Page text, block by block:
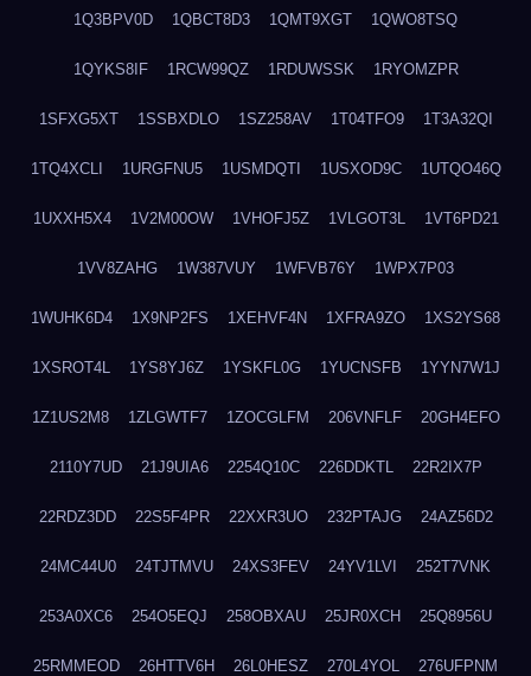
1Q3BPV0D 1QBCT8D3 1QMT9XGT 1QWO8TSQ
1QYKS8IF 1RCW99QZ 1RDUWSSK 1RYOMZPR
1SFXG5XT 1SSBXDLO 1SZ258AV 1T04TFO9 1T3A32QI
1TQ4XCLI 1URGFNU5 1USMDQTI 1USXOD9C 1UTQO46Q
1UXXH5X4 1V2M00OW 1VHOFJ5Z 1VLGOT3L 1VT6PD21
1VV8ZAHG 1W387VUY 1WFVB76Y 1WPX7P03
1WUHK6D4 1X9NP2FS 1XEHVF4N 1XFRA9ZO 1XS2YS68
1XSROT4L 1YS8YJ6Z 1YSKFL0G 1YUCNSFB 1YYN7W1J
1Z1US2M8 1ZLGWTF7 1ZOCGLFM 206VNFLF 20GH4EFO
2110Y7UD 21J9UIA6 2254Q10C 226DDKTL 22R2IX7P
22RDZ3DD 22S5F4PR 22XXR3UO 232PTAJG 24AZ56D2
24MC44U0 24TJTMVU 24XS3FEV 24YV1LVI 252T7VNK
253A0XC6 254O5EQJ 258OBXAU 25JR0XCH 25Q8956U
25RMMEOD 26HTTV6H 26L0HESZ 270L4YOL 276UFPNM